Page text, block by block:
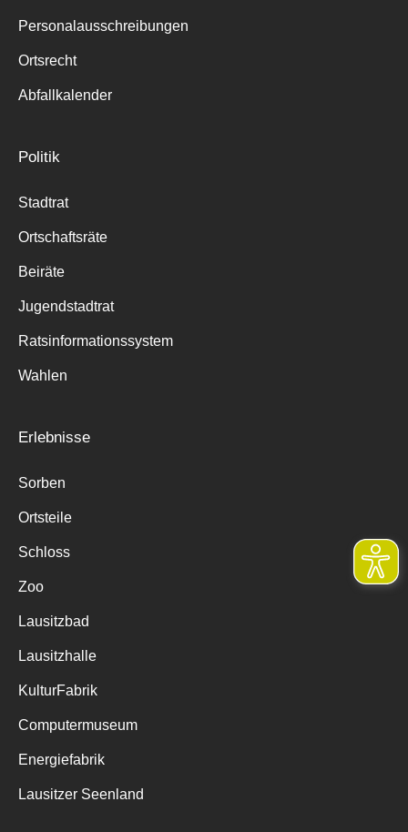
Personalausschreibungen
Ortsrecht
Abfallkalender
Politik
Stadtrat
Ortschaftsräte
Beiräte
Jugendstadtrat
Ratsinformationssystem
Wahlen
Erlebnisse
Sorben
Ortsteile
Schloss
Zoo
Lausitzbad
Lausitzhalle
KulturFabrik
Computermuseum
Energiefabrik
Lausitzer Seenland